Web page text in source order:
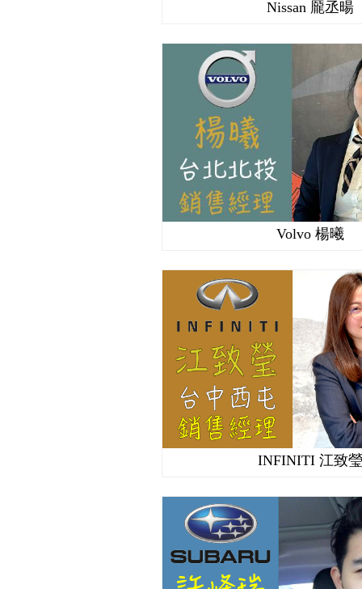
Nissan 龎丞暘
Volvo 楊曦
INFINITI 江致